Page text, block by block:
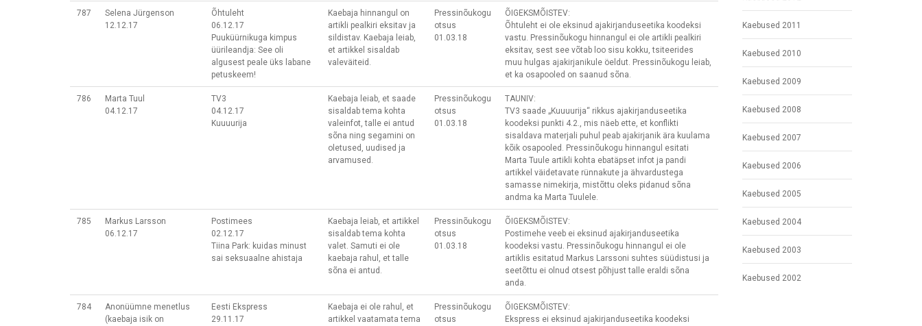
787
Selena Jürgenson
12.12.17
Õhtuleht
06.12.17
Puuküürnikuga kimpus
üürileandja: See oli
algusest peale üks labane
petuskeem!
Kaebaja hinnangul on
artikli pealkiri eksitav ja
sildistav. Kaebaja leiab,
et artikkel sisaldab
valeväiteid.
Pressinõukogu
otsus
01.03.18
ÕIGEKSMÕISTEV:
Õhtuleht ei ole eksinud ajakirjanduseetika koodeksi
vastu. Pressinõukogu hinnangul ei ole artikli pealkiri
eksitav, sest see võtab loo sisu kokku, tsiteerides
muu hulgas ajakirjanikule öeldut. Pressinõukogu leiab,
et ka osapooled on saanud sõna.
786
Marta Tuul
04.12.17
TV3
04.12.17
Kuuuurija
Kaebaja leiab, et saade
sisaldab tema kohta
valeinfot, talle ei antud
sõna ning segamini on
oletused, uudised ja
arvamused.
Pressinõukogu
otsus
01.03.18
TAUNIV:
TV3 saade „Kuuuurija“ rikkus ajakirjanduseetika
koodeksi punkti 4.2., mis näeb ette, et konflikti
sisaldava materjali puhul peab ajakirjanik ära kuulama
kõik osapooled. Pressinõukogu hinnangul esitati
Marta Tuule artikli kohta ebatäpset infot ja pandi
artikkel väidetavate rünnakute ja ähvardustega
samasse nimekirja, mistõttu oleks pidanud sõna
andma ka Marta Tuulele.
785
Markus Larsson
06.12.17
Postimees
02.12.17
Tiina Park: kuidas minust
sai seksuaalne ahistaja
Kaebaja leiab, et artikkel
sisaldab tema kohta
valet. Samuti ei ole
kaebaja rahul, et talle
sõna ei antud.
Pressinõukogu
otsus
01.03.18
ÕIGEKSMÕISTEV:
Postimehe veeb ei eksinud ajakirjanduseetika
koodeksi vastu. Pressinõukogu hinnangul ei ole
artiklis esitatud Markus Larssoni suhtes süüdistusi ja
seetõttu ei olnud otsest põhjust talle eraldi sõna
anda.
784
Anonüümne menetlus
(kaebaja isik on
Eesti Ekspress
29.11.17
Kaebaja ei ole rahul, et
artikkel vaatamata tema
Pressinõukogu
otsus
ÕIGEKSMÕISTEV:
Ekspress ei eksinud ajakirjanduseetika koodeksi
Kaebused 2011
Kaebused 2010
Kaebused 2009
Kaebused 2008
Kaebused 2007
Kaebused 2006
Kaebused 2005
Kaebused 2004
Kaebused 2003
Kaebused 2002